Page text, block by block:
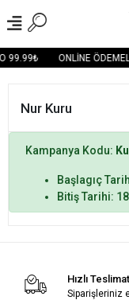
99.99₺ ONLİNE
Nur Kuru
Kampanya Kodu:
Başlagıç
Bitiş Tarihi:
Hızlı Teslimat
Siparişleriniz